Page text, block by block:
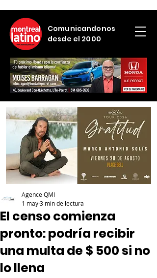
Comunicandonos
desde el 2000
El censo comienza
pronto: podría recibir
una multa de $ 500 si no
lo llena
Agence QMI
1 may3 min de lectura